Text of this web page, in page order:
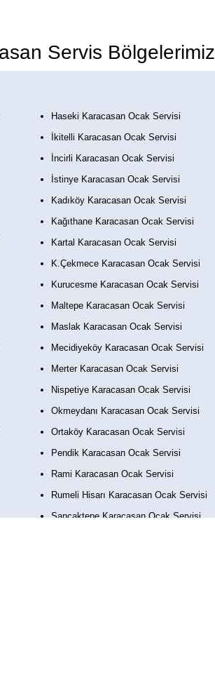
Servis Bölgelerimiz
Haseki Karacasan Ocak Servisi
İkitelli Karacasan Ocak Servisi
İncirli Karacasan Ocak Servisi
İstinye Karacasan Ocak Servisi
Kadıköy Karacasan Ocak Servisi
Kağıthane Karacasan Ocak Servisi
Kartal Karacasan Ocak Servisi
K.Çekmece Karacasan Ocak Servisi
Kurucesme Karacasan Ocak Servisi
Maltepe Karacasan Ocak Servisi
Maslak Karacasan Ocak Servisi
Mecidiyeköy Karacasan Ocak Servisi
Merter Karacasan Ocak Servisi
Nispetiye Karacasan Ocak Servisi
Okmeydanı Karacasan Ocak Servisi
Ortaköy Karacasan Ocak Servisi
Pendik Karacasan Ocak Servisi
Rami Karacasan Ocak Servisi
Rumeli Hisarı Karacasan Ocak Servisi
Sancaktepe Karacasan Ocak Servisi